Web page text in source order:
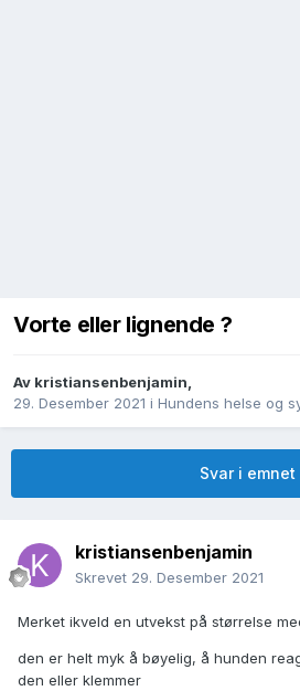
Vorte eller lignende ?
Av kristiansenbenjamin,
29. Desember 2021 i Hundens helse og
Svar i emnet
kristiansenbenjamin
Skrevet 29. Desember 2021
Merket ikveld en utvekst på størrelse
den er helt myk å bøyelig, å hunden
den eller klemmer